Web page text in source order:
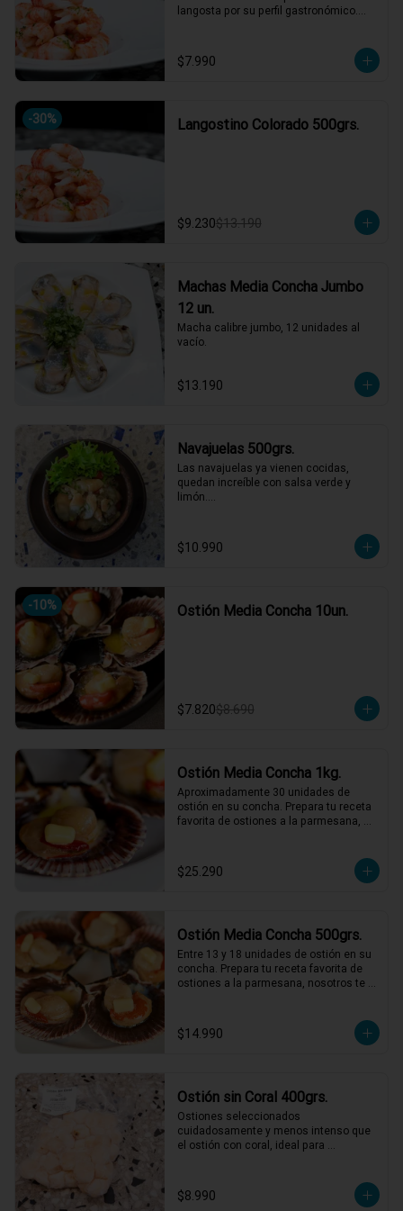
langosta por su perfil gastronómico.
$7.990
-30% Langostino Colorado 500grs.
$9.230$13.190
Machas Media Concha Jumbo
12 un.
Macha calibre jumbo, 12 unidades al
vacío.
$13.190
Navajuelas 500grs.
Las navajuelas ya vienen cocidas,
quedan increíble con salsa verde y
limón.
$10.990
-10% Ostión Media Concha 10un.
$7.820$8.690
Ostión Media Concha 1kg.
Aproximadamente 30 unidades de
ostión en su concha. Prepara tu receta
favorita de ostiones a la parmesana,
$25.290
Ostión Media Concha 500grs.
Entre 13 y 18 unidades de ostión en su
concha. Prepara tu receta favorita de
ostiones a la parmesana, nosotros te
$14.990
Ostión sin Coral 400grs.
Ostiones seleccionados
cuidadosamente y menos intenso que
el ostión con coral, ideal para
$8.990